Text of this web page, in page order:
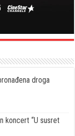
droga
koncert “U susret